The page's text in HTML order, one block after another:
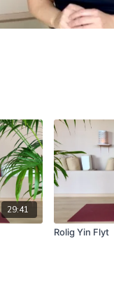
29:41
Rolig Yin Flyt